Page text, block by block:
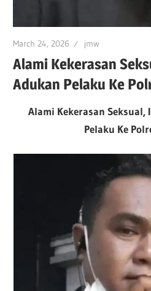
March 24, 2026 jmw
Alami Kekerasan
Adukan Pelaku Ke
Alami Kekerasan
Pelaku Ke